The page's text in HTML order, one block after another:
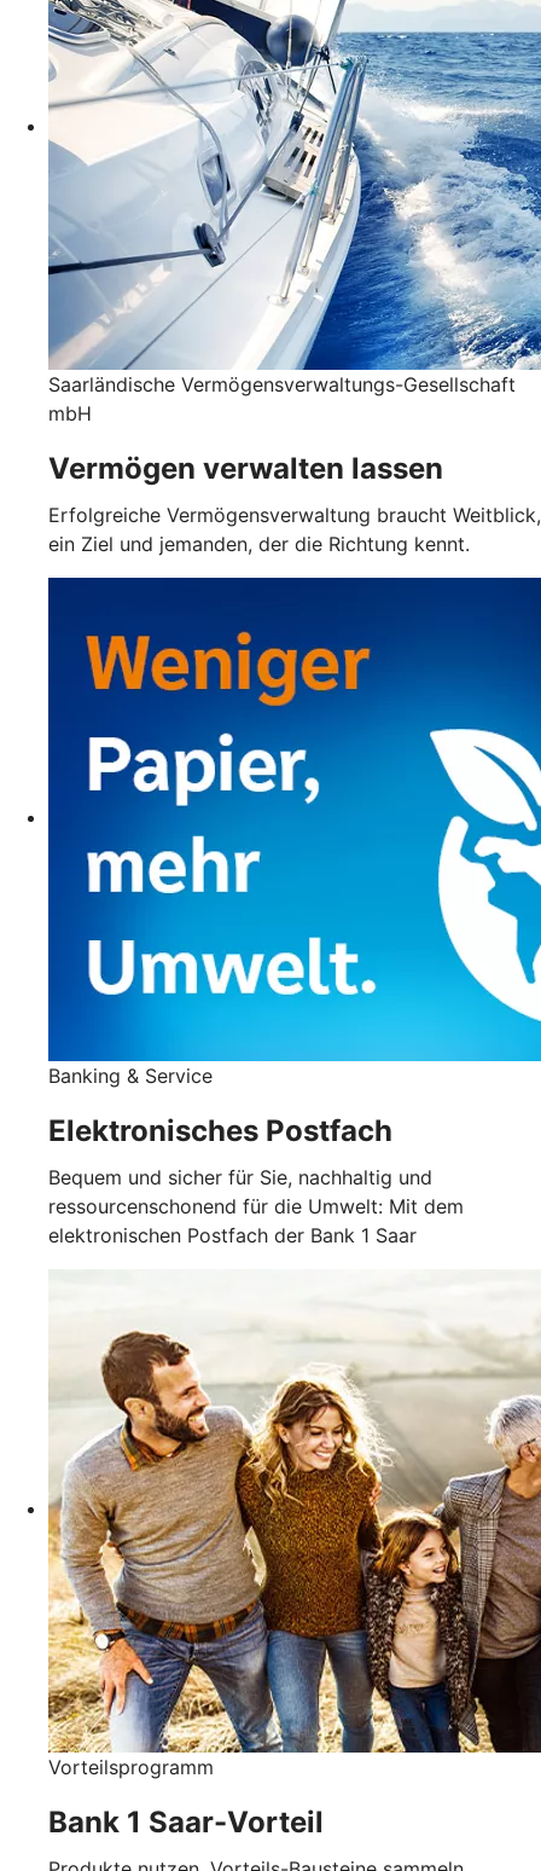
Saarländische Vermögensverwaltungs-Gesellschaft
mbH
Vermögen verwalten lassen
Erfolgreiche Vermögensverwaltung braucht Weitblick,
ein Ziel und jemanden, der die Richtung kennt.
Banking & Service
Elektronisches Postfach
Bequem und sicher für Sie, nachhaltig und
ressourcenschonend für die Umwelt: Mit dem
elektronischen Postfach der Bank 1 Saar
Vorteilsprogramm
Bank 1 Saar-Vorteil